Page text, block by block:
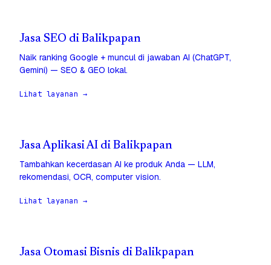
Jasa SEO di Balikpapan
Naik ranking Google + muncul di jawaban AI (ChatGPT,
Gemini) — SEO & GEO lokal.
Lihat layanan →
Jasa Aplikasi AI di Balikpapan
Tambahkan kecerdasan AI ke produk Anda — LLM,
rekomendasi, OCR, computer vision.
Lihat layanan →
Jasa Otomasi Bisnis di Balikpapan